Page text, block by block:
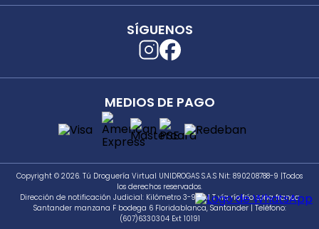
Políticas y términos de uso
Términos y condiciones puntos saludables
Separata digital
Secretaría de Salud de Antioquia
Unidrogas S.A.S.
Cómo hacer un pedido en TDV
SÍGUENOS
MEDIOS DE PAGO
Copyright © 2026. Tú Droguería Virtual UNIDROGAS S.A.S Nit: 890208788-9 |Todos
los derechos reservados.
Dirección de notificación Judicial: Kilómetro 3-981 M T vía río frío zona franca
Santander manzana F bodega 6 Floridablanca, Santander | Teléfono:
(607)6330304 Ext 10191